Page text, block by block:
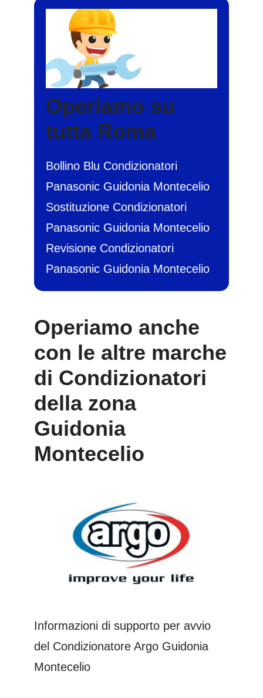
Operiamo su
tutta Roma
Bollino Blu Condizionatori
Panasonic Guidonia Montecelio
Sostituzione Condizionatori
Panasonic Guidonia Montecelio
Revisione Condizionatori
Panasonic Guidonia Montecelio
Operiamo anche
con le altre marche
di Condizionatori
della zona
Guidonia
Montecelio
Informazioni di supporto per avvio
del Condizionatore Argo Guidonia
Montecelio